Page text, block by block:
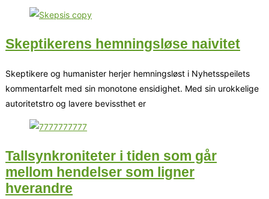
Skeptikerens hemningsløse naivitet
Skeptikere og humanister herjer hemningsløst i Nyhetsspeilets
kommentarfelt med sin monotone ensidighet. Med sin urokkelige
autoritetstro og lavere bevissthet er
Tallsynkroniteter i tiden som går
mellom hendelser som ligner
hverandre